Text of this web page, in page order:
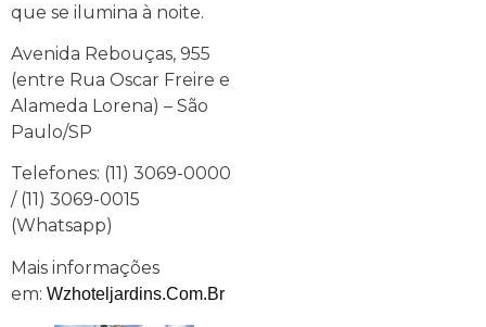
que se ilumina à noite.
Avenida Rebouças, 955
(entre Rua Oscar Freire e
Alameda Lorena) – São
Paulo/SP
Telefones: (11) 3069-0000
/ (11) 3069-0015
(Whatsapp)
Mais informações
em: Wzhoteljardins.com.br